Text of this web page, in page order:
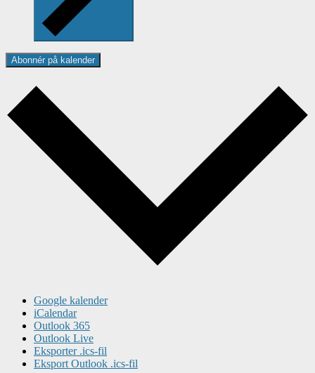
Abonnér på kalender
Google kalender
iCalendar
Outlook 365
Outlook Live
Eksporter .ics-fil
Eksport Outlook .ics-fil